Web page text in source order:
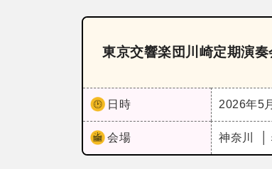
東京交響楽団川崎定期演奏
日時 2026年5
会場 神奈川